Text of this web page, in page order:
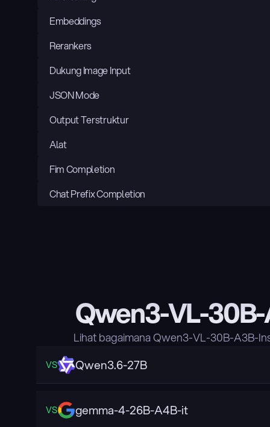
Embeddings
Rerankers
Dukung Image Input
JSON Mode
Output Terstruktur
Alat
Fim Completion
Chat Prefix Completion
Qwen3-VL-
Lihat bagaimana Qwen3-VL-30B-A3B-
VS Qwen3.6-27B
VS gemma-4-26B-A4B-it